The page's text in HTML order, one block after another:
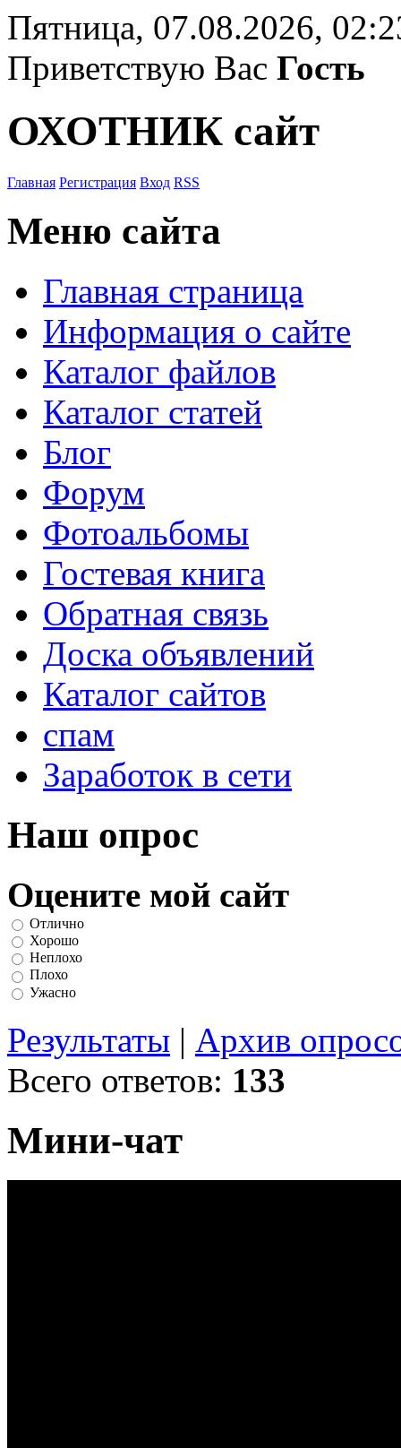
Пятница, 07.08.2026,
Приветствую Вас Гость
ОХОТНИК сайт
Главная Регистрация Вход RSS
Меню сайта
Главная страница
Информация о сайте
Каталог файлов
Каталог статей
Блог
Форум
Фотоальбомы
Гостевая книга
Обратная связь
Доска объявлений
Каталог сайтов
спам
Заработок в сети
Наш опрос
Оцените мой сайт
Отлично
Хорошо
Неплохо
Плохо
Ужасно
Результаты | Архив
Всего ответов: 133
Мини-чат